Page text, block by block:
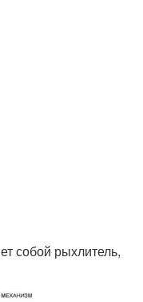
собой рыхлитель,